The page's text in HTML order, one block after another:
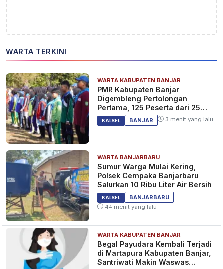
WARTA TERKINI
WARTA KABUPATEN BANJAR
PMR Kabupaten Banjar
Digembleng Pertolongan
Pertama, 125 Peserta dari 25
Sekolah
KALSEL BANJAR 3 menit yang lalu
WARTA BANJARBARU
Sumur Warga Mulai Kering,
Polsek Cempaka Banjarbaru
Salurkan 10 Ribu Liter Air Bersih
KALSEL
BANJARBARU
44 menit yang lalu
WARTA KABUPATEN BANJAR
Begal Payudara Kembali Terjadi
di Martapura Kabupaten Banjar,
Santriwati Makin Waswas